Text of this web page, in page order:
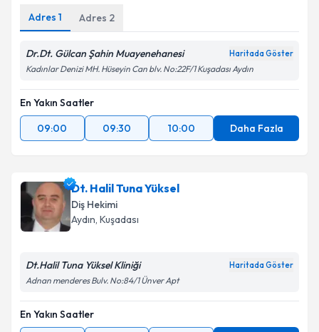
Adres 1 Adres 2
Dr.Dt. Gülcan Şahin Muayenehanesi Haritada Göster
Kadınlar Denizi MH. Hüseyin Can blv. No:22F/1 Kuşadası Aydın
En Yakın Saatler
09:00
09:30 10:00 Daha Fazla
Dt. Halil Tuna Yüksel
Diş Hekimi
Aydın, Kuşadası
Dt.Halil Tuna Yüksel Kliniği Haritada Göster
Adnan menderes Bulv. No:84/1 Ünver Apt
En Yakın Saatler